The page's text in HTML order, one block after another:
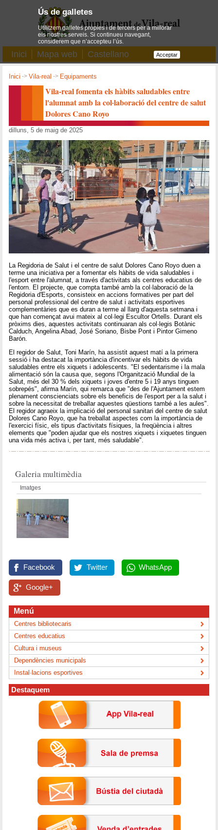
Inici Mapa web Castellano
Inici ->Vila-real -> Equipaments
Vila-real fomenta els hàbits saludables entre
l'alumnat amb la col·laboració del centre de salut
Dolores Cano Royo
dilluns, 5 de maig de 2025
La Regidoria de Salut i el centre de salut Dolores Cano Royo duen a
terme una iniciativa per a fomentar els hàbits de vida saludables i
l'esport entre l'alumnat, a través d'activitats als centres educatius de
l'entorn. El projecte, que compta també amb la col·laboració de la
Regidoria d'Esports, consisteix en accions formatives per part del
personal professional del centre de salut i activitats esportives
complementàries que es duran a terme al llarg d'aquesta setmana i
que han començat avui mateix al col·legi Escultor Ortells. Durant els
pròxims dies, aquestes activitats continuaran als col·legis Botànic
Calduch, Angelina Abad, José Soriano, Bisbe Pont i Pintor Gimeno
Barón.
El regidor de Salut, Toni Marín, ha assistit aquest matí a la primera
sessió i ha destacat la importància d'incentivar els hàbits de vida
saludables entre els xiquets i adolescents. "El sedentarisme i la mala
alimentació són la causa que, segons l'Organització Mundial de la
Salut, més del 30 % dels xiquets i joves d'entre 5 i 19 anys tinguen
sobrepés", afirma Marín, qui remarca que "des de l'Ajuntament estem
plenament conscienciats sobre els beneficis de l'esport per a la salut i
sobre la necessitat de treballar aquestes qüestions també a les aules".
El regidor agraeix la implicació del personal sanitari del centre de salut
Dolores Cano Royo, que ha treballat aspectes com la importància de
l'exercici físic, els tipus d'activitats físiques, la freqüència i altres
elements que "poden ajudar que els nostres xiquets i xiquetes tinguen
una vida més activa i, per tant, més saludable".
Galeria multimèdia
Imatges
Facebook Twitter WhatsApp
Google+
Menú
Centres bibliotecaris
Centres educatius
Cultura i museus
Dependències municipals
Instal·lacions esportives
Destaquem
Ús de galletes
Utilitzem galletes pròpies i de tercers per a millorar
els nostres serveis. Si continueu navegant,
considerem que n’accepteu l’ús.
Acceptar